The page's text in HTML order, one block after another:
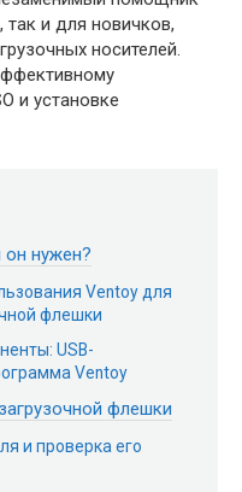
и для новичков,
носителей.
и установке
он нужен?
Ventoy для
флешки
USB-
Ventoy
флешки
и проверка его